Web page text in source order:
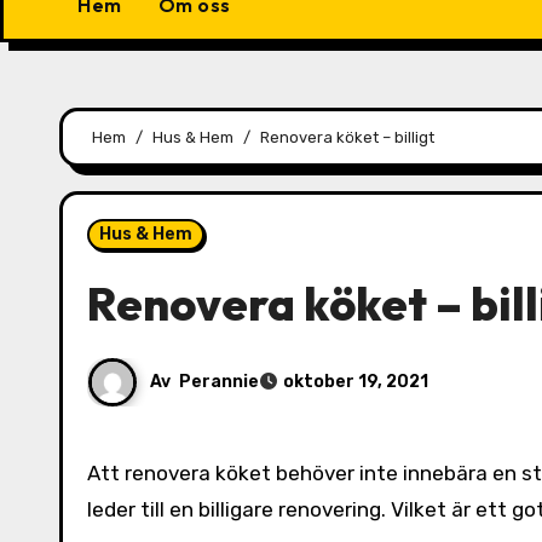
Hem Om oss
Hem Hus & Hem Renovera köket – billigt
Hus & Hem
Renovera köket –
Av Perannie oktober 19, 2021
Att renovera köket behöver inte innebära en stor summa pengar. Det finns alltid olika tillvägagångssätt som
leder till en billigare renovering. Vilket är ett